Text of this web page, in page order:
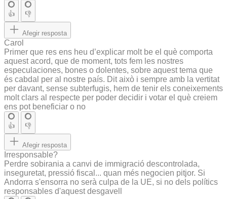
👍 👎
Afegir resposta
Carol
Primer que res ens heu d’explicar molt be el què comporta
aquest acord, que de moment, tots fem les nostres
especulaciones, bones o dolentes, sobre aquest tema que
és cabdal per al nostre país. Dit això i sempre amb la vertitat
per davant, sense subterfugis, hem de tenir els coneixements
molt clars al respecte per poder decidir i votar el què creiem
ens pot beneficiar o no
👍 👎
Afegir resposta
Irresponsable?
Perdre sobirania a canvi de immigració descontrolada,
inseguretat, pressió fiscal... quan més negocien pitjor. Si
Andorra s'ensorra no serà culpa de la UE, si no dels polítics
responsables d'aquest desgavell